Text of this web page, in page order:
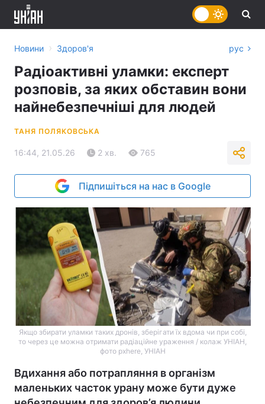
Новини › Здоров'я рус
Радіоактивні уламки: експерт
розповів, за яких обставин вони
найнебезпечніші для людей
ТАНЯ ПОЛЯКОВСЬКА
16:44, 21.05.26 2 хв. 765
Підпишіться на нас в Google
Якщо збирати уламки таких дронів, зберігати їх вдома чи при собі,
то через це можна отримати радіаційне ураження / колаж УНІАН,
фото pxhere, УНІАН
Вдихання або потрапляння в організм
маленьких часток урану може бути дуже